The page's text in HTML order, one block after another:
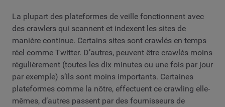
La plupart des plateformes de veille fonctionnent avec
des crawlers qui scannent et indexent les sites de
manière continue. Certains sites sont crawlés en temps
réel comme Twitter. D’autres, peuvent être crawlés moins
régulièrement (toutes les dix minutes ou une fois par jour
par exemple) s’ils sont moins importants. Certaines
plateformes comme la nôtre, effectuent ce crawling elle-
mêmes, d’autres passent par des fournisseurs de